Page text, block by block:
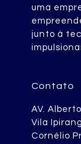
uma
junto à
Contato
AV.
Vila
Cornélio